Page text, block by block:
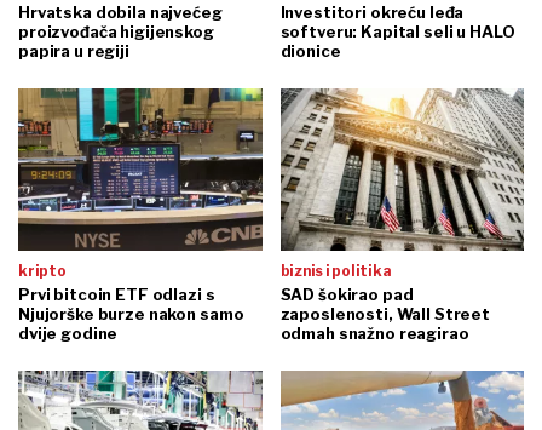
Hrvatska dobila najvećeg
proizvođača higijenskog
papira u regiji
Investitori okreću leđa
softveru: Kapital seli u HALO
dionice
kripto
Prvi bitcoin ETF odlazi s
Njujorške burze nakon samo
dvije godine
biznis i politika
SAD šokirao pad
zaposlenosti, Wall Street
odmah snažno reagirao